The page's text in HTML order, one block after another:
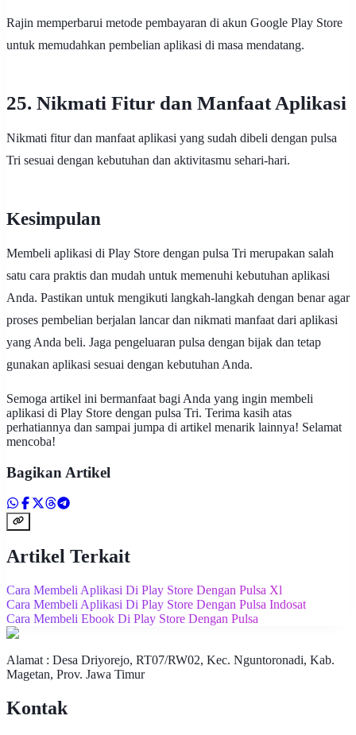
Rajin memperbarui metode pembayaran di akun Google Play Store
untuk memudahkan pembelian aplikasi di masa mendatang.
25. Nikmati Fitur dan Manfaat Aplikasi
Nikmati fitur dan manfaat aplikasi yang sudah dibeli dengan pulsa
Tri sesuai dengan kebutuhan dan aktivitasmu sehari-hari.
Kesimpulan
Membeli aplikasi di Play Store dengan pulsa Tri merupakan salah
satu cara praktis dan mudah untuk memenuhi kebutuhan aplikasi
Anda. Pastikan untuk mengikuti langkah-langkah dengan benar agar
proses pembelian berjalan lancar dan nikmati manfaat dari aplikasi
yang Anda beli. Jaga pengeluaran pulsa dengan bijak dan tetap
gunakan aplikasi sesuai dengan kebutuhan Anda.
Semoga artikel ini bermanfaat bagi Anda yang ingin membeli
aplikasi di Play Store dengan pulsa Tri. Terima kasih atas
perhatiannya dan sampai jumpa di artikel menarik lainnya! Selamat
mencoba!
Bagikan Artikel
Artikel Terkait
Cara Membeli Aplikasi Di Play Store Dengan Pulsa Xl
Cara Membeli Aplikasi Di Play Store Dengan Pulsa Indosat
Cara Membeli Ebook Di Play Store Dengan Pulsa
Alamat : Desa Driyorejo, RT07/RW02, Kec. Nguntoronadi, Kab.
Magetan, Prov. Jawa Timur
Kontak